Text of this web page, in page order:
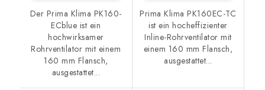
Der Prima Klima PK160-
ECblue ist ein
hochwirksamer
Rohrventilator mit einem
160 mm Flansch,
ausgestattet...
Prima Klima PK160EC-TC
ist ein hocheffizienter
Inline-Rohrventilator mit
einem 160 mm Flansch,
ausgestattet...